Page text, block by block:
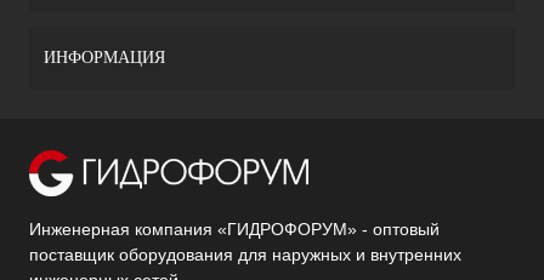
ИНФОРМАЦИЯ
Инженерная компания «ГИДРОФОРУМ» - оптовый
поставщик оборудования для наружных и внутренних